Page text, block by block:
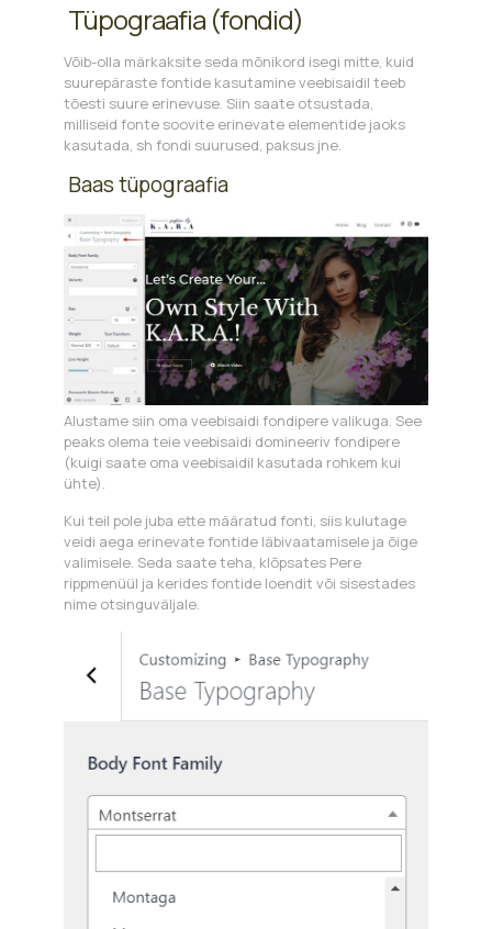
Tüpograafia (fondid)
Võib-olla märkaksite seda mõnikord isegi mitte, kuid
suurepäraste fontide kasutamine veebisaidil teeb
tõesti suure erinevuse. Siin saate otsustada,
milliseid fonte soovite erinevate elementide jaoks
kasutada, sh fondi suurused, paksus jne.
Baas tüpograafia
Alustame siin oma veebisaidi fondipere valikuga. See
peaks olema teie veebisaidi domineeriv fondipere
(kuigi saate oma veebisaidil kasutada rohkem kui
ühte).
Kui teil pole juba ette määratud fonti, siis kulutage
veidi aega erinevate fontide läbivaatamisele ja õige
valimisele. Seda saate teha, klõpsates Pere
rippmenüül ja kerides fontide loendit või sisestades
nime otsinguväljale.